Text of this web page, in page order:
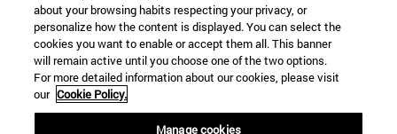
about your browsing habits respecting your privacy, or
personalize how the content is displayed. You can select the
cookies you want to enable or accept them all. This banner
will remain active until you choose one of the two options.
For more detailed information about our cookies, please visit
our Cookie Policy.
Manage cookies